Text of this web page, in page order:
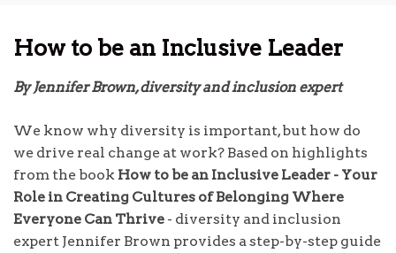
How to be an Inclusive Leader
By Jennifer Brown, diversity and inclusion expert
We know why diversity is important, but how do
we drive real change at work? Based on highlights
from the book How to be an Inclusive Leader - Your
Role in Creating Cultures of Belonging Where
Everyone Can Thrive - diversity and inclusion
expert Jennifer Brown provides a step-by-step guide